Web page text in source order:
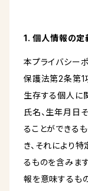
1. 個人情報の定
本プライバシー
保護法第2条第1
生存する個人に
氏名、生年月日
ることができる
き、それにより
るものを含みま
報を意味するもの